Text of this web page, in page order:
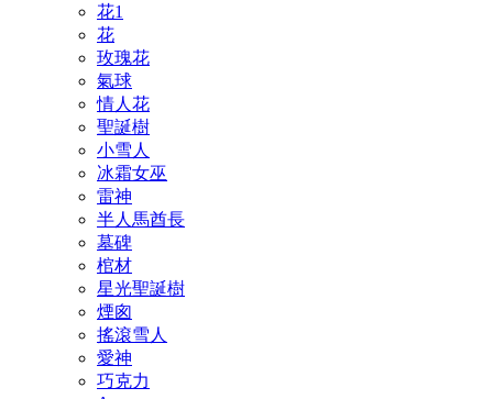
花1
花
玫瑰花
氣球
情人花
聖誕樹
小雪人
冰霜女巫
雷神
半人馬酋長
墓碑
棺材
星光聖誕樹
煙囪
搖滾雪人
愛神
巧克力